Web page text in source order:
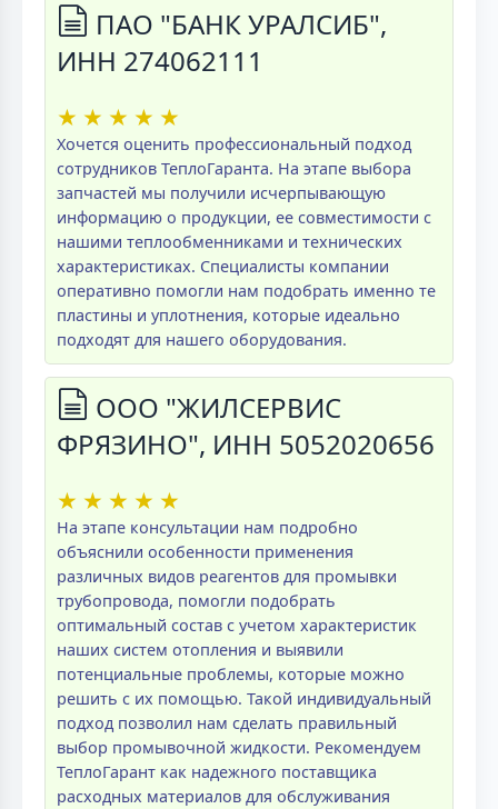
ПАО "БАНК УРАЛСИБ",
ИНН 274062111
★ ★ ★ ★ ★
Хочется оценить профессиональный подход
сотрудников ТеплоГаранта. На этапе выбора
запчастей мы получили исчерпывающую
информацию о продукции, ее совместимости с
нашими теплообменниками и технических
характеристиках. Специалисты компании
оперативно помогли нам подобрать именно те
пластины и уплотнения, которые идеально
подходят для нашего оборудования.
ООО "ЖИЛСЕРВИС
ФРЯЗИНО", ИНН 5052020656
★ ★ ★ ★ ★
На этапе консультации нам подробно
объяснили особенности применения
различных видов реагентов для промывки
трубопровода, помогли подобрать
оптимальный состав с учетом характеристик
наших систем отопления и выявили
потенциальные проблемы, которые можно
решить с их помощью. Такой индивидуальный
подход позволил нам сделать правильный
выбор промывочной жидкости. Рекомендуем
ТеплоГарант как надежного поставщика
расходных материалов для обслуживания